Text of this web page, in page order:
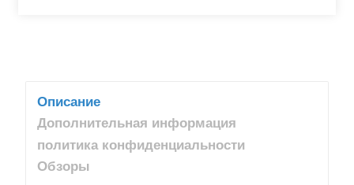
Описание
Дополнительная информация
политика конфиденциальности
Обзоры